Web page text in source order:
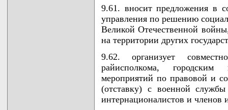
9.61. вносит предложения в
управления по решению
Великой Отечественной
на территории других
9.62. организует
райисполкома, городским
мероприятий по правовой и
(отставку) с военной
интернационалистов и членов